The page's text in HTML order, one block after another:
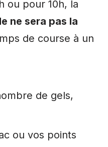
ou pour 10h, la
ne sera pas la
de course à un
de gels,
ou vos points